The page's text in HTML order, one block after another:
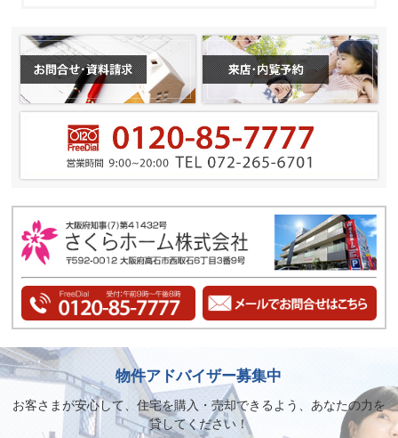
物件アドバイザー募集中
お客さまが安心して、住宅を購入・売却できるよう、あなたの力を
貸してください！